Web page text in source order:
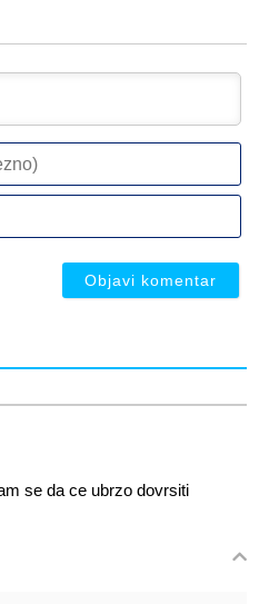
se da ce ubrzo dovrsiti